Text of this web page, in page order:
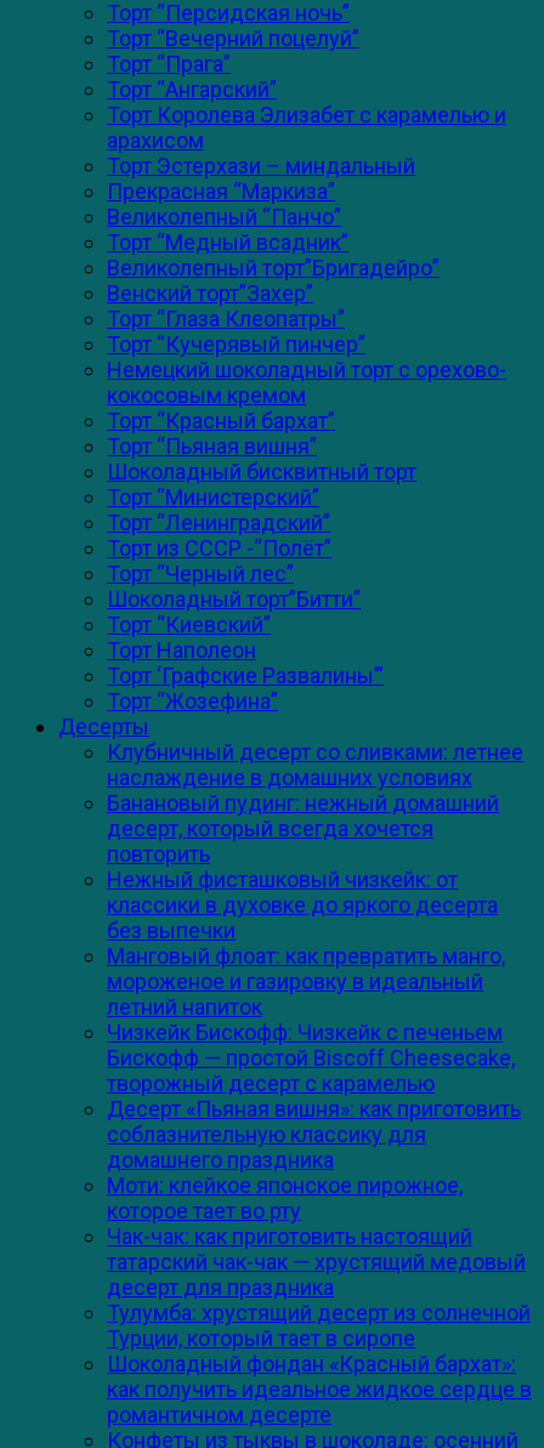
Торт “Персидская ночь”
Торт “Вечерний поцелуй”
Торт “Прага”
Торт “Ангарский”
Торт Королева Элизабет с карамелью и
арахисом
Торт Эстерхази – миндальный
Прекрасная “Маркиза”
Великолепный “Панчо”
Торт “Медный всадник”
Великолепный торт”Бригадейро”
Венский торт”Захер”
Торт “Глаза Клеопатры”
Торт “Кучерявый пинчер”
Немецкий шоколадный торт с орехово-
кокосовым кремом
Торт “Красный бархат”
Торт “Пьяная вишня”
Шоколадный бисквитный торт
Торт “Министерский”
Торт “Ленинградский”
Торт из СССР -“Полёт”
Торт “Черный лес”
Шоколадный торт”Битти”
Торт “Киевский”
Торт Наполеон
Торт ‘Графские Развалины’”
Торт “Жозефина”
Десерты
Клубничный десерт со сливками: летнее
наслаждение в домашних условиях
Банановый пудинг: нежный домашний
десерт, который всегда хочется
повторить
Нежный фисташковый чизкейк: от
классики в духовке до яркого десерта
без выпечки
Манговый флоат: как превратить манго,
мороженое и газировку в идеальный
летний напиток
Чизкейк Бискофф: Чизкейк с печеньем
Бискофф — простой Biscoff Cheesecake,
творожный десерт с карамелью
Десерт «Пьяная вишня»: как приготовить
соблазнительную классику для
домашнего праздника
Моти: клейкое японское пирожное,
которое тает во рту
Чак-чак: как приготовить настоящий
татарский чак-чак — хрустящий медовый
десерт для праздника
Тулумба: хрустящий десерт из солнечной
Турции, который тает в сиропе
Шоколадный фондан «Красный бархат»:
как получить идеальное жидкое сердце в
романтичном десерте
Конфеты из тыквы в шоколаде: осенний